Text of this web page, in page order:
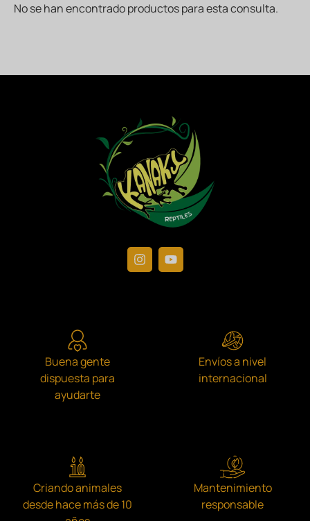
No se han encontrado productos para esta consulta.
Buena gente
dispuesta para
ayudarte
Envíos a nivel
internacional
Criando animales
desde hace más de 10
Mantenimiento
responsable